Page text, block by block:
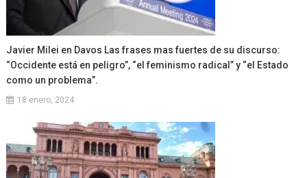
Javier Milei en Davos Las frases mas fuertes de su discurso:
“Occidente está en peligro”, “el feminismo radical” y “el Estado
como un problema”.
18 enero, 2024